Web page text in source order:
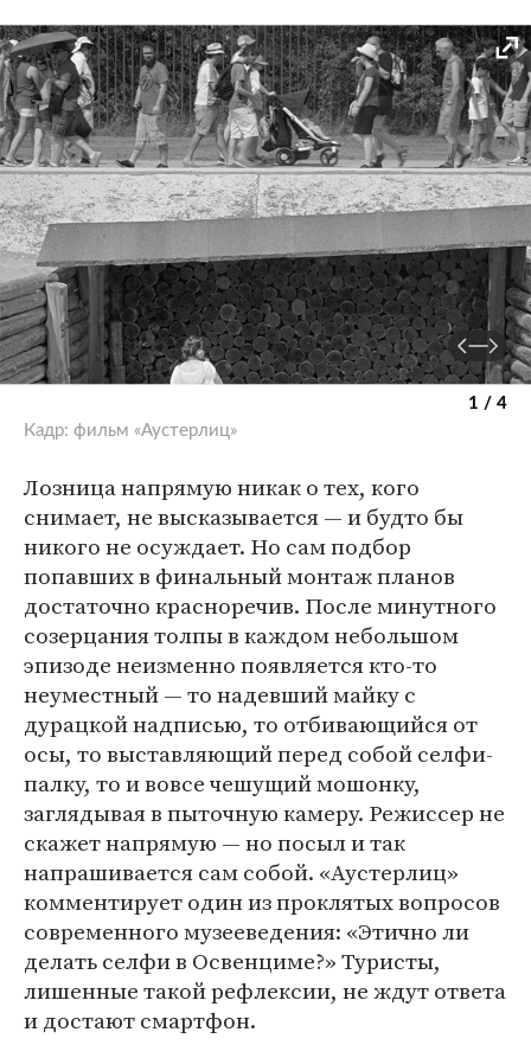
1 / 4
Кадр: фильм «Аустерлиц»
Лозница напрямую никак о тех, кого
снимает, не высказывается — и будто бы
никого не осуждает. Но сам подбор
попавших в финальный монтаж планов
достаточно красноречив. После минутного
созерцания толпы в каждом небольшом
эпизоде неизменно появляется кто-то
неуместный — то надевший майку с
дурацкой надписью, то отбивающийся от
осы, то выставляющий перед собой селфи-
палку, то и вовсе чешущий мошонку,
заглядывая в пыточную камеру. Режиссер не
скажет напрямую — но посыл и так
напрашивается сам собой. «Аустерлиц»
комментирует один из проклятых вопросов
современного музееведения: «Этично ли
делать селфи в Освенциме?» Туристы,
лишенные такой рефлексии, не ждут ответа
и достают смартфон.